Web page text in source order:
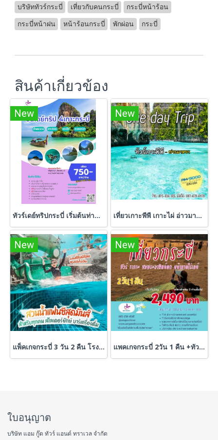
บริษัททัวร์กระบี่ เที่ยวกับคนกระบี่ กระบี่หน้าร้อน
กระบี่หน้าฝน หน้าร้อนกระบี่ พักผ่อน กระบี่
สินค้าเกี่ยวข้อง
New
ทัวร์เดย์ทริปกระบี่ เริ่มต้นท่านละ 750 บาท
New
เที่ยวเกาะพีพี เกาะไผ่ อ่าวมาหยา วันเดียว เช้าไป-เย็นกลับ โดยเรือเร็ว Speed Boat
New
แพ็คเกจกระบี่ 3 วัน 2 คืน โรงแรมมีสวนน้ำ ที่พัก+ทัวร์ดำน้ำ
New
แพคเกจกระบี่ 2วัน 1 คืน +ทัวร์ 7 เกาะ ชมพระอาทิตย์ตก
ใบอนุญาต
บริษัท แอม กู๊ด ทัวร์ แอนด์ ทราเวล จำกัด